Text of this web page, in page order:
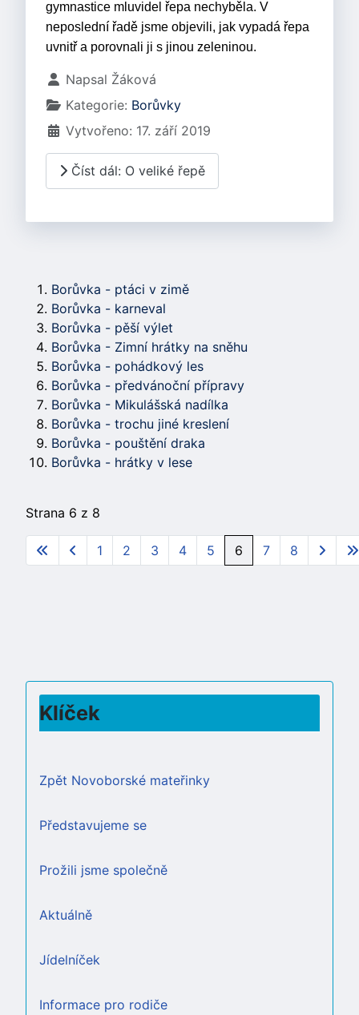
gymnastice mluvidel řepa nechyběla. V
neposlední řadě jsme objevili, jak vypadá řepa
uvnitř a porovnali ji s jinou zeleninou.
Základní údaje
Napsal Žáková
Kategorie: Borůvky
Vytvořeno: 17. září 2019
Číst dál: O veliké řepě
Borůvka - ptáci v zimě
Borůvka - karneval
Borůvka - pěší výlet
Borůvka - Zimní hrátky na sněhu
Borůvka - pohádkový les
Borůvka - předvánoční přípravy
Borůvka - Mikulášská nadílka
Borůvka - trochu jiné kreslení
Borůvka - pouštění draka
Borůvka - hrátky v lese
Strana 6 z 8
1 2 3 4 5 6 7 8
Klíček
Zpět Novoborské mateřinky
Představujeme se
Prožili jsme společně
Aktuálně
Jídelníček
Informace pro rodiče